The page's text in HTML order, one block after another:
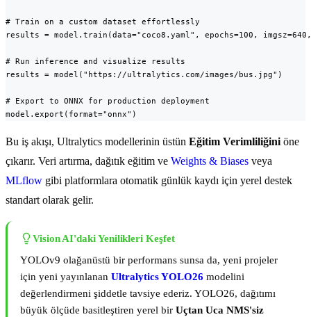
# Train on a custom dataset effortlessly
results = model.train(data="coco8.yaml", epochs=100,
# Run inference and visualize results
results = model("https://ultralytics.com/images/bus.jpg")
# Export to ONNX for production deployment
model.export(format="onnx")
Bu iş akışı, Ultralytics modellerinin üstün Eğitim Verimliliğini öne
çıkarır. Veri artırma, dağıtık eğitim ve Weights & Biases veya
MLflow gibi platformlara otomatik günlük kaydı için yerel destek
standart olarak gelir.
Vision AI'daki Yenilikleri Keşfet
YOLOv9 olağanüstü bir performans sunsa da, yeni projeler
için yeni yayınlanan Ultralytics YOLO26 modelini
değerlendirmeni şiddetle tavsiye ederiz. YOLO26, dağıtımı
büyük ölçüde basitleştiren yerel bir Uçtan Uca NMS'siz